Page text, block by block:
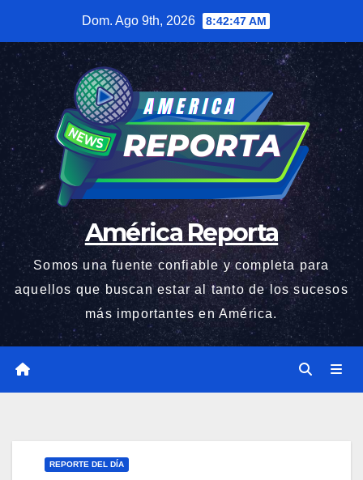
contenido
Dom. Ago 9th, 2026 8:42:48 AM
América Reporta
Somos una fuente confiable y completa para
aquellos que buscan estar al tanto de los sucesos
más importantes en América.
REPORTE DEL DÍA